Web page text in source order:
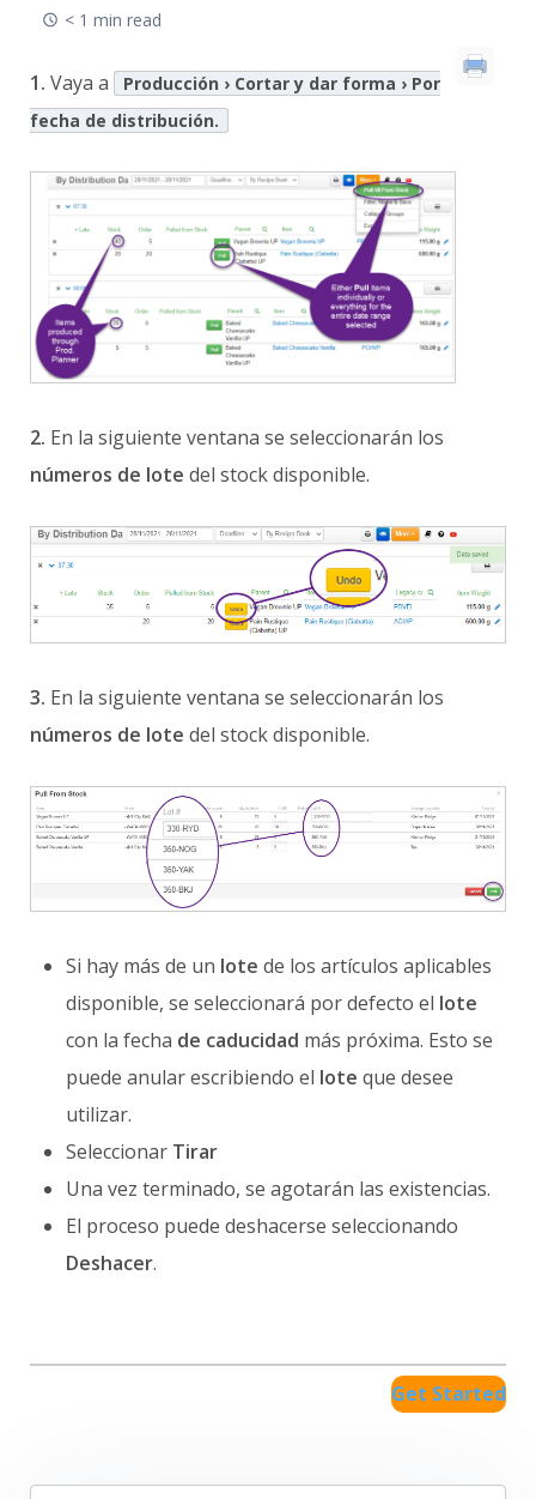
< 1 min read
1. Vaya a
Producción › Cortar y dar forma › Por
fecha de distribución.
2. En la siguiente ventana se seleccionarán los
números de lote del stock disponible.
3. En la siguiente ventana se seleccionarán los
números de lote del stock disponible.
Si hay más de un lote de los artículos aplicables
disponible, se seleccionará por defecto el lote
con la fecha de caducidad más próxima. Esto se
puede anular escribiendo el lote que desee
utilizar.
Seleccionar Tirar
Una vez terminado, se agotarán las existencias.
El proceso puede deshacerse seleccionando
Deshacer.
Get Started